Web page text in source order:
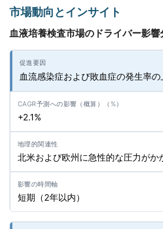
市場動向とインサイト
血液培養検査市場のドライバー影響
血流感染症および敗血症の発生率の
+2.1%
北米および欧州に急性的な圧力がか
短期（2年以内）